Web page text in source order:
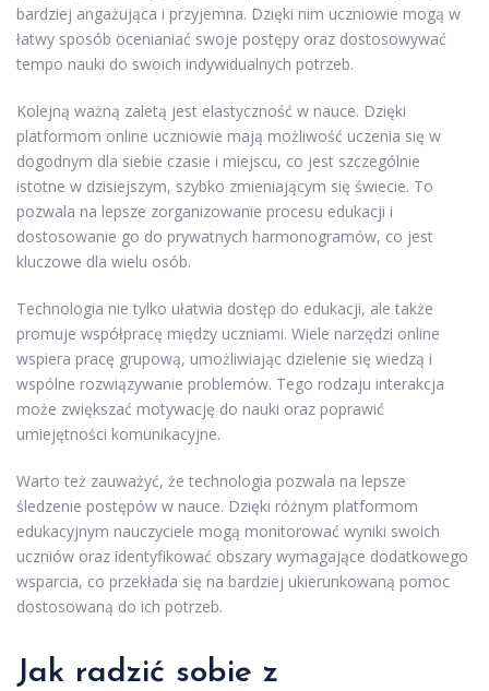
bardziej angażująca i przyjemna. Dzięki nim uczniowie mogą w
łatwy sposób ocenianiać swoje postępy oraz dostosowywać
tempo nauki do swoich indywidualnych potrzeb.
Kolejną ważną zaletą jest elastyczność w nauce. Dzięki
platformom online uczniowie mają możliwość uczenia się w
dogodnym dla siebie czasie i miejscu, co jest szczególnie
istotne w dzisiejszym, szybko zmieniającym się świecie. To
pozwala na lepsze zorganizowanie procesu edukacji i
dostosowanie go do prywatnych harmonogramów, co jest
kluczowe dla wielu osób.
Technologia nie tylko ułatwia dostęp do edukacji, ale także
promuje współpracę między uczniami. Wiele narzędzi online
wspiera pracę grupową, umożliwiając dzielenie się wiedzą i
wspólne rozwiązywanie problemów. Tego rodzaju interakcja
może zwiększać motywację do nauki oraz poprawić
umiejętności komunikacyjne.
Warto też zauważyć, że technologia pozwala na lepsze
śledzenie postępów w nauce. Dzięki różnym platformom
edukacyjnym nauczyciele mogą monitorować wyniki swoich
uczniów oraz identyfikować obszary wymagające dodatkowego
wsparcia, co przekłada się na bardziej ukierunkowaną pomoc
dostosowaną do ich potrzeb.
Jak radzić sobie z